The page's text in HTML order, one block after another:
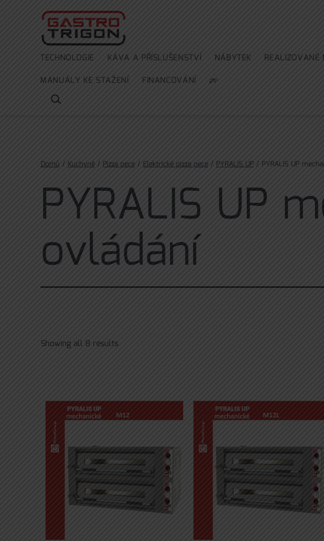
TECHNOLOGIE KÁVA A PŘÍSLUŠENSTVÍ NÁBYTEK REALIZOVANÉ
MANUÁLY KE STAŽENÍ
FINANCOVÁNÍ ᘻᵉ
HLEDAT
Domů/Kuchyně/Pizza pece/Elektrické pizza pece/PYRALIS UP/ PYRALIS UP
PYRALIS UP
ovládání
Showing all 8 results